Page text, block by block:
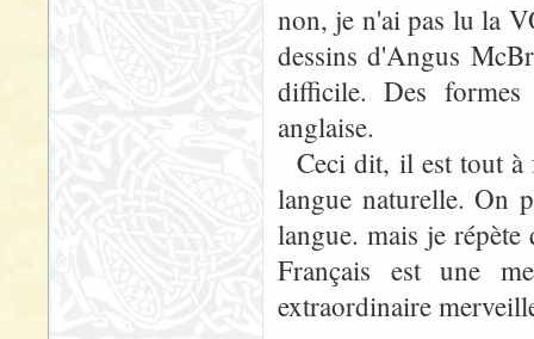
non, je n'ai pas lu la
dessins d'Angus
difficile. Des formes
anglaise.
Ceci dit, il est tout à
langue naturelle. On
langue. mais je
Français est une
extraordinaire